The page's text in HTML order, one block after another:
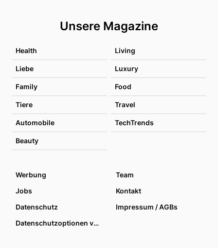
Unsere Magazine
Health Living
Liebe Luxury
Family Food
Tiere Travel
Automobile TechTrends
Beauty
Werbung
Team
Jobs
Kontakt
Datenschutz
Impressum / AGBs
Datenschutzoptionen verwalten